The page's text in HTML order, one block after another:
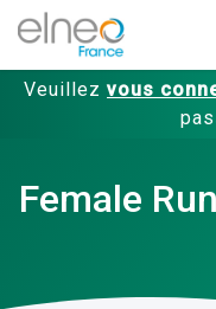
Veuillez vous
Female